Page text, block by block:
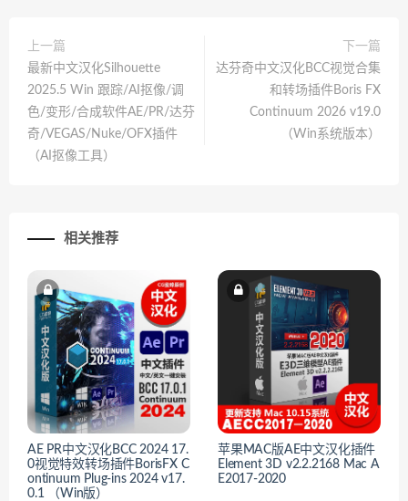
上一篇
最新中文汉化Silhouette
2025.5 Win 跟踪/AI抠像/调
色/变形/合成软件AE/PR/达芬
奇/VEGAS/Nuke/OFX插件
（AI抠像工具）
下一篇
达芬奇中文汉化BCC视觉合集
和转场插件Boris FX
Continuum 2026 v19.0
（Win系统版本）
相关推荐
AE PR中文汉化BCC 2024 17.
0视觉特效转场插件BorisFX C
ontinuum Plug-ins 2024 v17.
0.1 （Win版）
苹果MAC版AE中文汉化插件
Element 3D v2.2.2168 Mac A
E2017-2020